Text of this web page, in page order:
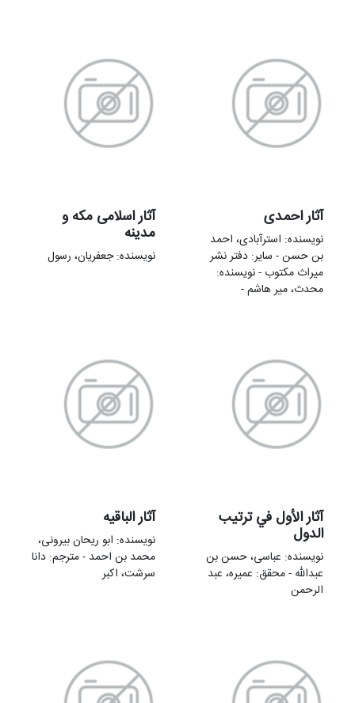
آثار احمدی
نویسنده: استرآبادی، احمد
بن حسن - سایر: دفتر نشر
میراث مکتوب - نویسنده:
محدث، میر هاشم -
آثار اسلامی مکه و
مدینه
نویسنده: جعفریان، رسول
آثار الأول في ترتيب
الدول
نویسنده: عباسی، حسن بن
عبدالله - محقق: عمیره، عبد
الرحمن
آثار الباقیه
نویسنده: ابو ریحان بیرونی،
محمد بن احمد - مترجم: دانا
سرشت، اکبر